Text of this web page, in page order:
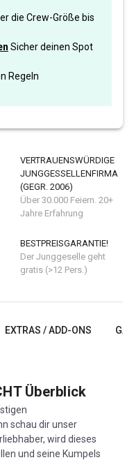
die Crew-Größe bis
Sicher deinen Spot
Regeln
VERTRAUENSWÜRDIGE
JUNGGESSELLENFIRMA
(GEGR. 2006)
Über 30.000 Feiern. 20+
Jahre Erfahrung
BESTPREISGARANTIE!
Der Junggeselle geht
gratis (>12 Pers.)
EXTRAS / ADD-ONS
Überblick
schau dir unser
wird dieses
und seine Kumpels